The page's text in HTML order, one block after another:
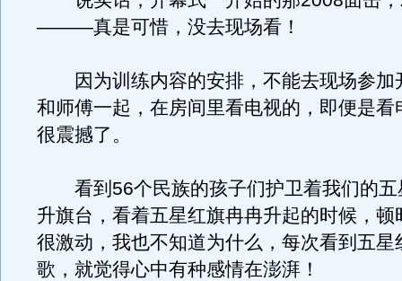
———真是可惜，没去现场看！
因为训练内容的安排，不能去现场参加
和师傅一起，在房间里看电视的，即便是看
很震撼了。
看到56个民族的孩子们护卫着我们的五
升旗台，看着五星红旗冉冉升起的时候，顿
很激动，我也不知道为什么，每次看到五星
歌，就觉得心中有种感情在澎湃！